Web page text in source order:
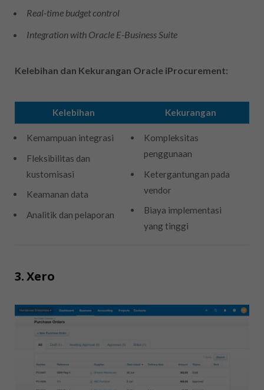
Real-time budget control
Integration with Oracle E-Business Suite
Kelebihan dan Kekurangan Oracle iProcurement:
Kelebihan Kekurangan
Kemampuan integrasi
Fleksibilitas dan
kustomisasi
Keamanan data
Analitik dan pelaporan
Kompleksitas
penggunaan
Ketergantungan pada
vendor
Biaya implementasi
yang tinggi
3. Xero